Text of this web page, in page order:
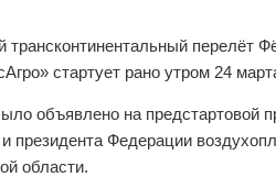
трансконтинентальный перелёт
стартует рано утром 24
объявлено на предстартовой
президента Федерации
области.